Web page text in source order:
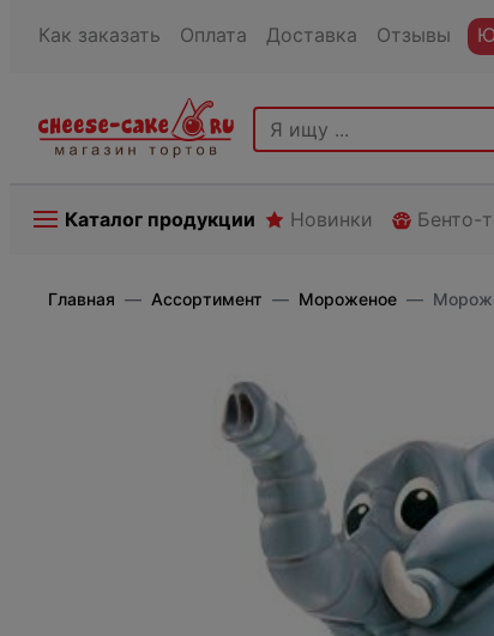
Как заказать Оплата Доставка Отзывы
Каталог продукции Новинки Бенто-
Главная Ассортимент Мороженое